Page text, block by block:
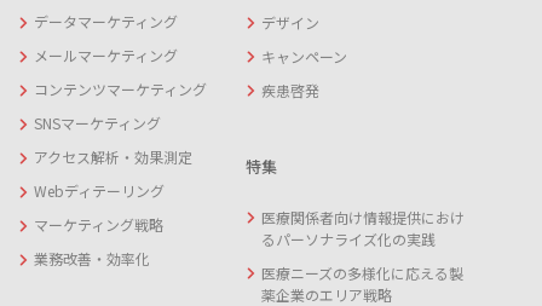
データマーケティング
メールマーケティング
コンテンツマーケティング
SNSマーケティング
アクセス解析・効果測定
Webディテーリング
マーケティング戦略
業務改善・効率化
デザイン
キャンペーン
疾患啓発
特集
医療関係者向け情報提供におけ
るパーソナライズ化の実践
医療ニーズの多様化に応える製
薬企業のエリア戦略